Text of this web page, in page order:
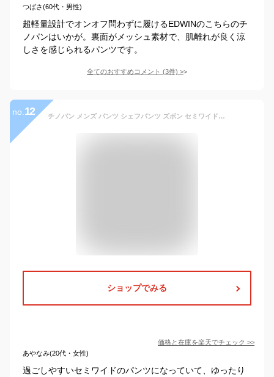
つばさ(60代・男性)
超軽量設計でオンオフ問わずに履けるEDWINのこちらのチ
ノパンはいかが。裏面がメッシュ素材で、肌離れが良く涼
しさを感じられるパンツです。
全てのおすすめコメント (3件) >
no. 12 チノパン メンズ パンツ シェフパンツ ズボン セミワイド ワイドパンツ イージーパンツ ボトムス ワイド メンズパンツ テーパード ワーク 太め ゆったり きれいめ ブラック ネイビー カーキ ベージュ sun-ux-pnt-1948 メール便で送料無料 2枚は2通
ショップでみる
価格と在庫を楽天でチェック >>
あやなみ(20代・女性)
過ごしやすいセミワイドのパンツになっていて、ゆったり